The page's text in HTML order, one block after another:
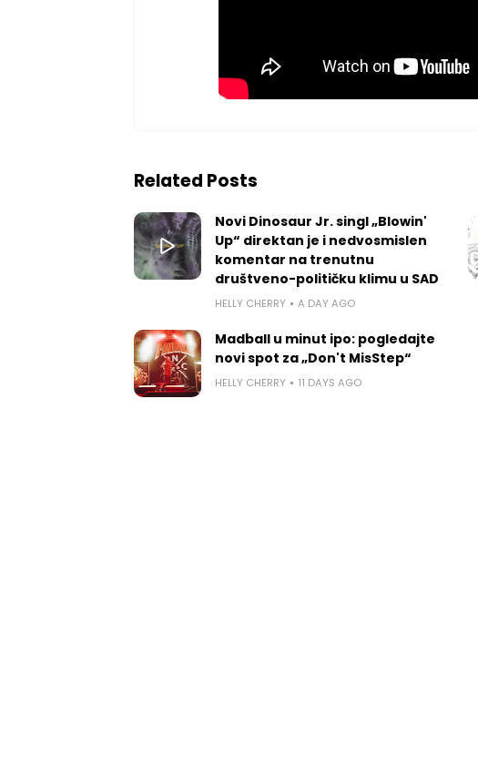
Related Posts
Novi Dinosaur Jr. singl „Blowin'
Up“ direktan je i nedvosmislen
komentar na trenutnu
društveno-političku klimu u SAD
HELLY CHERRY A DAY AGO
Madball u minut ipo: pogledajte
novi spot za „Don't MisStep“
HELLY CHERRY 11 DAYS AGO